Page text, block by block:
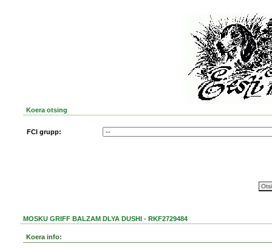
Koera otsing
FCI grupp:
MOSKU GRIFF BALZAM DLYA DUSHI - RKF2729484
Koera info: